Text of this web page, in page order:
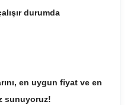
durumda
en uygun fiyat ve en
sunuyoruz!